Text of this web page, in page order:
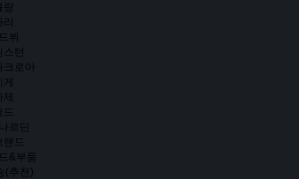
랑
뷔
스턴
로아
드
르딘
랜드
&부품
(추천)